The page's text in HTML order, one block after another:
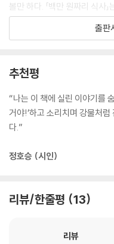
국 베스트셀러가 되었다.
퇴근하려는 선생님에게 누더
거동이 불편한 상섭이 어머니
대접한다. ‘이 밥을 먹지 못하
그릇을 뚝딱 비운 선생님의 손
또 둘의 우애가 돈독하기를 바
달호는 아버지한테 늘 반쪽짜
볼만 하다. 「백만 원짜리 식사
품으로 「KBS-TV, TV 동화 행
다. 「떨어져야 꽃이다」 또한
황중환 그림 작가는 늘 그래왔
따뜻한 카툰으로 담았다. 삶을
독특한 풍경을 과장 없이 담백
우리는 ‘그래, 이렇게 사는 거
그 때문일까. 세대가 다른 작
어린 시절 함께 지낸 삼촌일
출판
추천평
“나는 이 책에 실린 이야기를
거야!’하고 소리치며 강물처
다.”
정호승 (시인)
리뷰/한줄평 13
리뷰